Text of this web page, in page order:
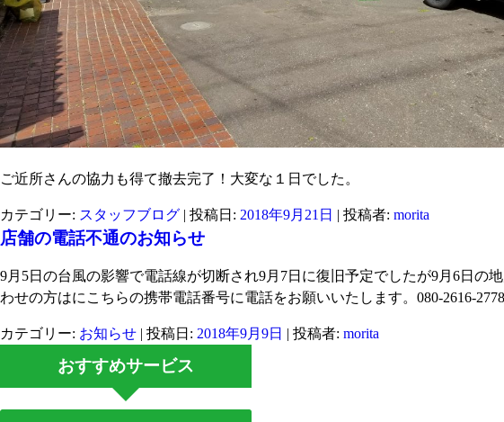
ご近所さんの協力も得て撤去完了！大変な１日でした。
カテゴリー: スタッフブログ | 投稿日: 2018年9月21日 | 投稿者: morita
店舗の電話不通のお知らせ
9月5日の台風の影響で電話線が切断され9月7日に復旧予定でしたが9月6日
わせの方はにこちらの携帯電話番号に電話をお願いいたします。080-2616-2778
カテゴリー: お知らせ | 投稿日: 2018年9月9日 | 投稿者: morita
おすすめサービス